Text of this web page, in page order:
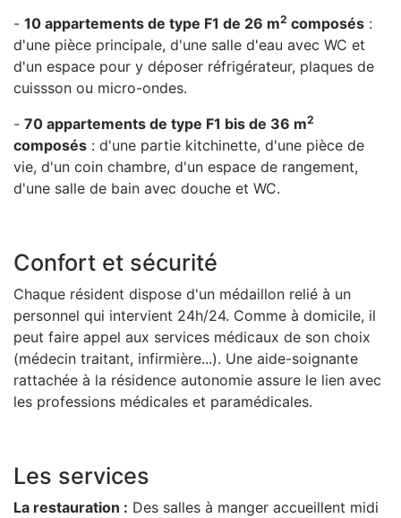
- 10 appartements de type F1 de 26 m2 composés :
d'une pièce principale, d'une salle d'eau avec WC et
d'un espace pour y déposer réfrigérateur, plaques de
cuissson ou micro-ondes.
- 70 appartements de type F1 bis de 36 m2
composés : d'une partie kitchinette, d'une pièce de
vie, d'un coin chambre, d'un espace de rangement,
d'une salle de bain avec douche et WC.
Confort et sécurité
Chaque résident dispose d'un médaillon relié à un
personnel qui intervient 24h/24. Comme à domicile, il
peut faire appel aux services médicaux de son choix
(médecin traitant, infirmière...). Une aide-soignante
rattachée à la résidence autonomie assure le lien avec
les professions médicales et paramédicales.
Les services
La restauration : Des salles à manger accueillent midi